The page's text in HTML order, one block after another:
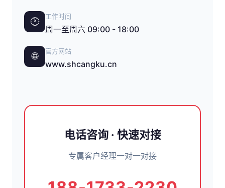
🕐 工作时间
周一至周六 09:00 - 18:00
🌐 官方网站
www.shcangku.cn
电话咨询 · 快速对接
专属客户经理一对一对接